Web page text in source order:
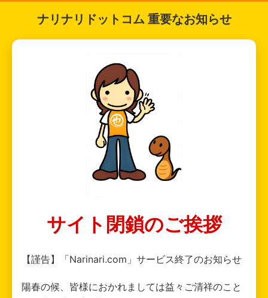
ナリナリドットコム 重要なお知らせ
サイト閉鎖のご挨拶
【謹告】「Narinari.com」サービス終了のお知らせ
陽春の候、皆様におかれましては益々ご清祥のこと